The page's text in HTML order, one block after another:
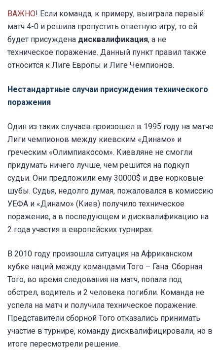
ВАЖНО! Если команда, к примеру, выиграла первый
матч 4-0 и решила пропустить ответную игру, то ей
будет присуждена дисквалификация, а не
техническое поражение. Данный пункт правил также
относится к Лиге Европы и Лиге Чемпионов.
Нестандартные случаи присуждения технического
поражения
Один из таких случаев произошел в 1995 году на матче
Лиги чемпионов между киевским «Динамо» и
греческим «Олимпиакосом». Киевляне не смогли
придумать ничего лучше, чем решится на подкуп
судьи. Они предложили ему 30000$ и две норковые
шубы. Судья, недолго думая, пожаловался в комиссию
УЕФА и «Динамо» (Киев) получило техническое
поражение, а в последующем и дисквалификацию на
2 года участия в европейских турнирах.
В 2010 году произошла ситуация на Африканском
кубке наций между командами Того – Гана. Сборная
Того, во время следования на матч, попала под
обстрел, водитель и 2 человека погибли. Команда не
успела на матч и получила техническое поражение.
Представители сборной Того отказались принимать
участие в турнире, команду дисквалифицировали, но в
итоге пересмотрели решение.